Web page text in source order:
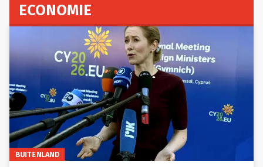
ECONOMIE
BUITENLAND